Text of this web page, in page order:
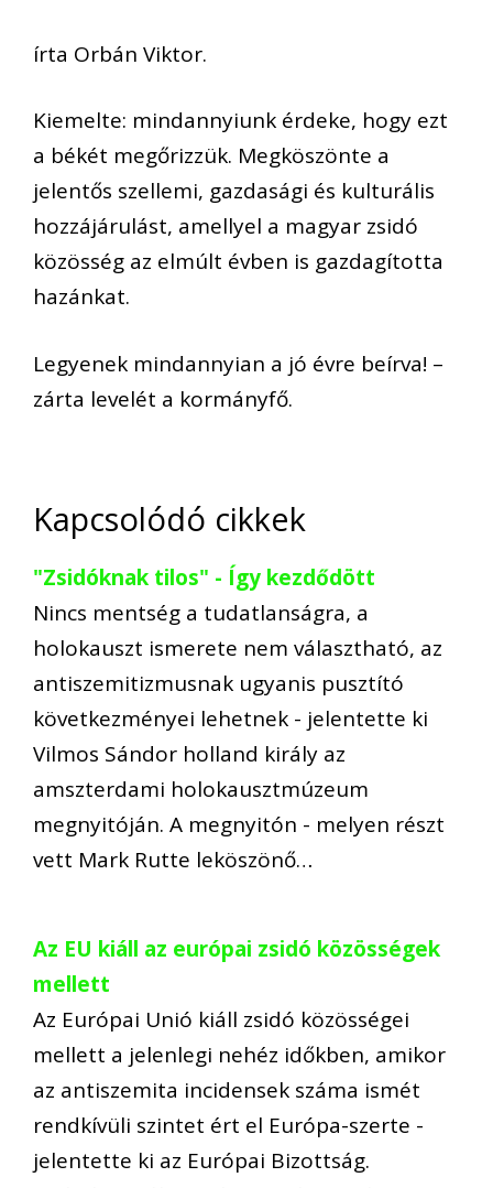
írta Orbán Viktor.
Kiemelte: mindannyiunk érdeke, hogy ezt
a békét megőrizzük. Megköszönte a
jelentős szellemi, gazdasági és kulturális
hozzájárulást, amellyel a magyar zsidó
közösség az elmúlt évben is gazdagította
hazánkat.
Legyenek mindannyian a jó évre beírva! –
zárta levelét a kormányfő.
Kapcsolódó cikkek
"Zsidóknak tilos" - Így kezdődött
Nincs mentség a tudatlanságra, a
holokauszt ismerete nem választható, az
antiszemitizmusnak ugyanis pusztító
következményei lehetnek - jelentette ki
Vilmos Sándor holland király az
amszterdami holokausztmúzeum
megnyitóján. A megnyitón - melyen részt
vett Mark Rutte leköszönő…
Az EU kiáll az európai zsidó közösségek
mellett
Az Európai Unió kiáll zsidó közösségei
mellett a jelenlegi nehéz időkben, amikor
az antiszemita incidensek száma ismét
rendkívüli szintet ért el Európa-szerte -
jelentette ki az Európai Bizottság.